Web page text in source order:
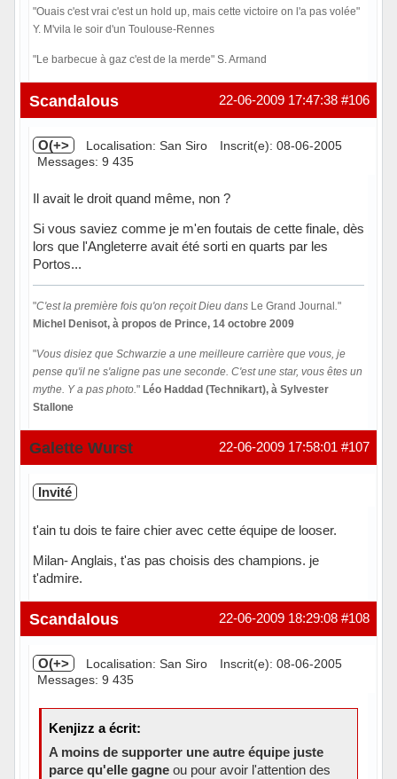
"Ouais c'est vrai c'est un hold up, mais cette victoire on l'a pas volée"
Y. M'vila le soir d'un Toulouse-Rennes
"Le barbecue à gaz c'est de la merde" S. Armand
Hors ligne #106
22-06-2009 17:47:38
Scandalous
O(+> Localisation: San Siro
Inscrit(e): 08-06-2005
Messages: 9 435
Il avait le droit quand même, non ?
Si vous saviez comme je m'en foutais de cette finale, dès
lors que l'Angleterre avait été sorti en quarts par les
Portos...
"C'est la première fois qu'on reçoit Dieu dansLe Grand Journal "
Michel Denisot, à propos de Prince, 14 octobre 2009
"Vous disiez que Schwarzie a une meilleure carrière que vous, je
pense qu'il ne s'aligne pas une seconde. C'est une star, vous êtes un
mythe. Y a pas photo. " Léo Haddad (Technikart), à Sylvester
Stallone
Hors ligne #107
22-06-2009 17:58:01
Galette Wurst
Invité
t'ain tu dois te faire chier avec cette équipe de looser.
Milan- Anglais, t'as pas choisis des champions. je
t'admire.
#108
22-06-2009 18:29:08
Scandalous
O(+> Localisation: San Siro
Inscrit(e): 08-06-2005
Messages: 9 435
Kenjizz a écrit:
A moins de supporter une autre équipe juste
parce qu'elle gagneou pour avoir l'attention des